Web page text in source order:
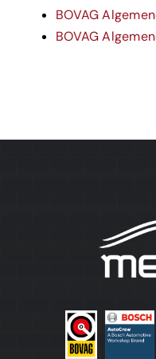
BOVAG
BOVAG